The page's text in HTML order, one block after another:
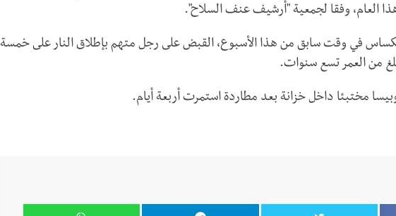
العام، وفقا لجمعية "أرشيف عنف السلاح".
في وقت سابق من هذا الأسبوع، القبض على رجل متهم بإطلاق النار على خمسة
من العمر تسع سنوات.
مختبئا داخل خزانة بعد مطاردة استمرت أربعة أيام.